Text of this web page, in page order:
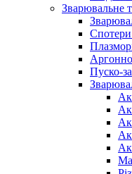
Зварювальне
Пуско-